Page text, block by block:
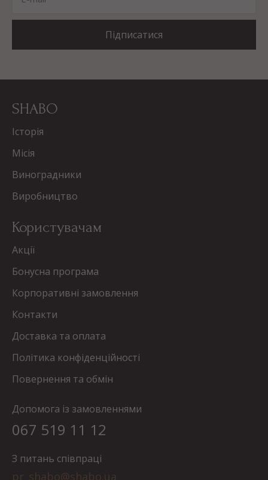
Підписатися
SHABO
Історія
Місія
Виноградники
Виробництво
Користувачам
Акції
Бонусна програма
Корпоративні замовлення
Контакти
Доставка та оплата
Політика конфіденційності
Повернення та обмін
Допомога із замовленнями
067 519 11 12
З питань співпраці
pr_shabo@shabo.ua